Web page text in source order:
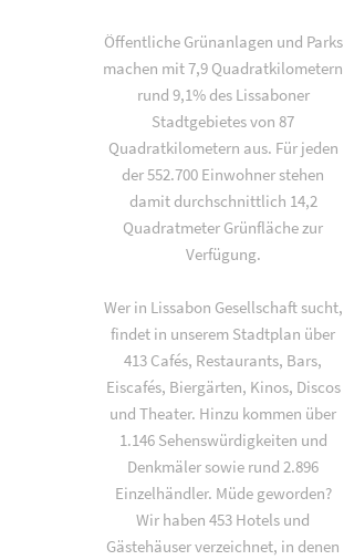
Öffentliche Grünanlagen und Parks
machen mit 7,9 Quadratkilometern
rund 9,1% des Lissaboner
Stadtgebietes von 87
Quadratkilometern aus. Für jeden
der 552.700 Einwohner stehen
damit durchschnittlich 14,2
Quadratmeter Grünfläche zur
Verfügung.
Wer in Lissabon Gesellschaft sucht,
findet in unserem Stadtplan über
413 Cafés, Restaurants, Bars,
Eiscafés, Biergärten, Kinos, Discos
und Theater. Hinzu kommen über
1.146 Sehenswürdigkeiten und
Denkmäler sowie rund 2.896
Einzelhändler. Müde geworden?
Wir haben 453 Hotels und
Gästehäuser verzeichnet, in denen